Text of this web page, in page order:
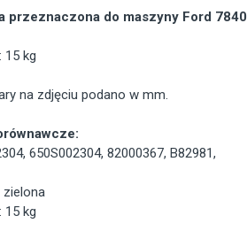
przeznaczona do maszyny Ford 7840
15 kg
na zdjęciu podano w mm.
, 650S002304, 82000367, B82981,
zielona
15 kg